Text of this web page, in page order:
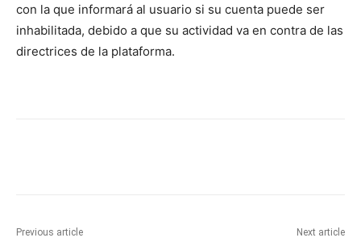
con la que informará al usuario si su cuenta puede ser
inhabilitada, debido a que su actividad va en contra de las
directrices de la plataforma.
Previous article Next article